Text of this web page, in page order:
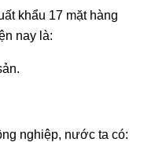
khẩu 17 mặt hàng
nay là:
nghiệp, nước ta có: